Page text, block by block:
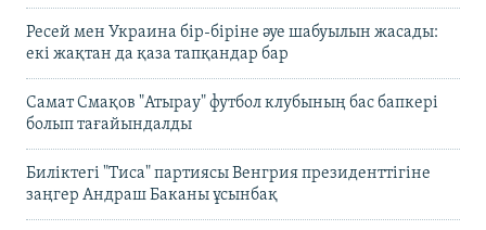
Ресей мен Украина бір-біріне әуе шабуылын жасады:
екі жақтан да қаза тапқандар бар
Самат Смақов "Атырау" футбол клубының бас бапкері
болып тағайындалды
Биліктегі "Тиса" партиясы Венгрия президенттігіне
заңгер Андраш Баканы ұсынбақ